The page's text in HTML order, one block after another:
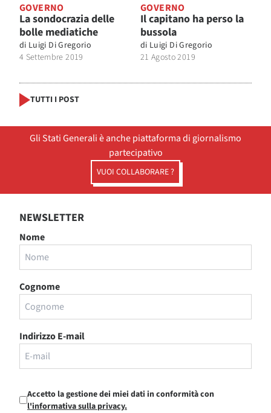
GOVERNO
La sondocrazia delle
bolle mediatiche
di Luigi Di Gregorio
4 Settembre 2019
GOVERNO
Il capitano ha perso la
bussola
di Luigi Di Gregorio
21 Agosto 2019
TUTTI I POST
Gli Stati Generali è anche piattaforma di giornalismo
partecipativo
VUOI COLLABORARE ?
NEWSLETTER
Nome
Cognome
Indirizzo E-mail
Accetto la gestione dei miei dati in conformità con
l'informativa sulla privacy.